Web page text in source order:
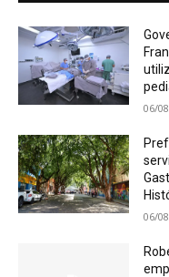
06/
06/